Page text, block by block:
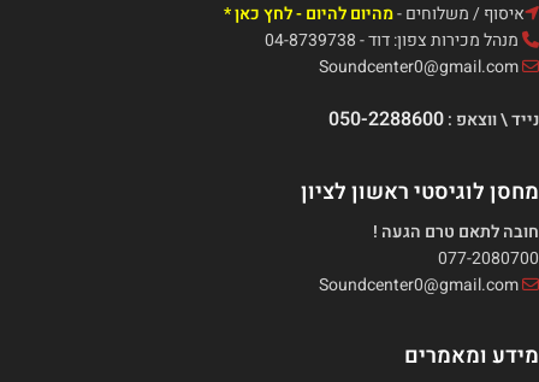
איסוף / משלוחים -מהיום להיום - לחץ כאן *
מנהל מכירות צפון: דוד - 04-8739738
נייד \ ווצאפ :050-2288600
מחסן לוגיסטי ראשון לציון
חובה לתאם טרם הגעה !
077-2080700
מידע ומאמרים